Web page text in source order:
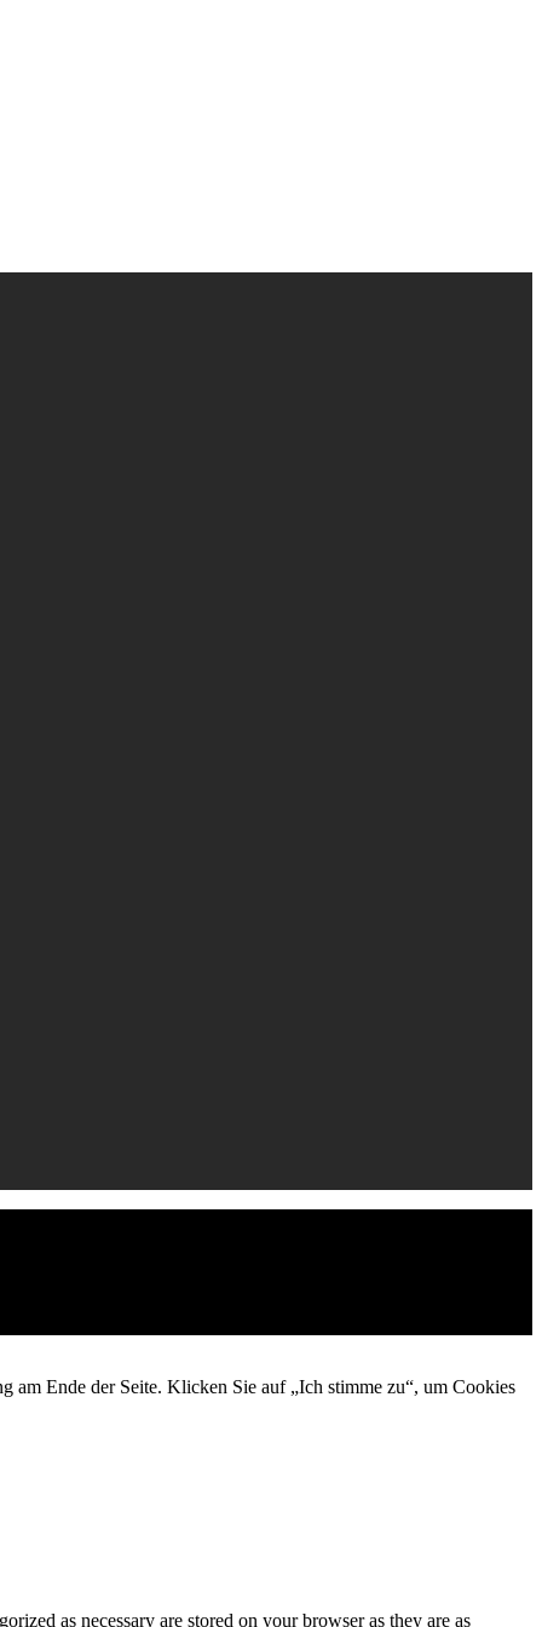
am Ende der Seite. Klicken Sie auf „Ich stimme zu“, um Cookies
as necessary are stored on your browser as they are as